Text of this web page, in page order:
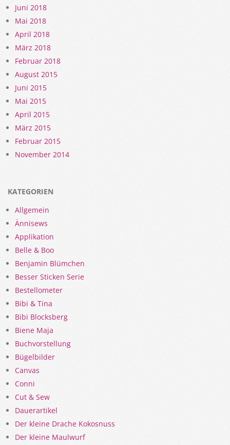
Juni 2018
Mai 2018
April 2018
März 2018
Februar 2018
August 2015
Juni 2015
Mai 2015
April 2015
März 2015
Februar 2015
November 2014
KATEGORIEN
Allgemein
Ännisews
Applikation
Belle & Boo
Benjamin Blümchen
Besser Sticken Serie
Bestellometer
Bibi & Tina
Bibi Blocksberg
Biene Maja
Buchvorstellung
Bügelbilder
Canvas
Conni
Cut & Sew
Dauerartikel
Der kleine Drache Kokosnuss
Der kleine Maulwurf